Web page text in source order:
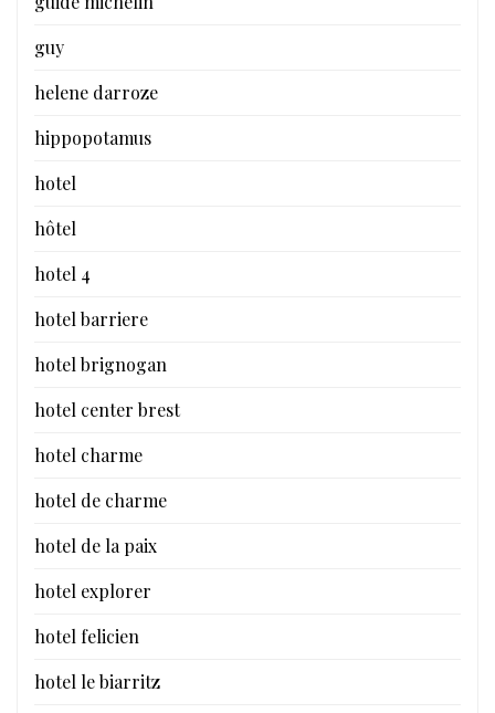
guy
helene darroze
hippopotamus
hotel
hôtel
hotel 4
hotel barriere
hotel brignogan
hotel center brest
hotel charme
hotel de charme
hotel de la paix
hotel explorer
hotel felicien
hotel le biarritz